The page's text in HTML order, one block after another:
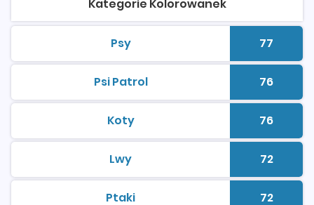
Kategorie Kolorowanek
Psy
kolorowanki do druku Liczba
77
Psi Patrolkolorowanki do druku Liczba
76
Koty
kolorowanki do druku Liczba
76
Lwykolorowanki do druku Liczba
72
Ptaki 72